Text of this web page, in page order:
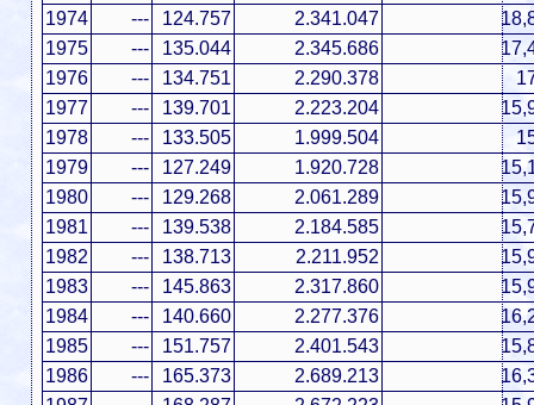
1974
--- 124.757 2.341.047
1975
--- 135.044 2.345.686
1976
--- 134.751 2.290.378
1977
--- 139.701 2.223.204
1978
--- 133.505 1.999.504
1979
--- 127.249 1.920.728
1980
--- 129.268 2.061.289
1981
--- 139.538 2.184.585
1982
--- 138.713 2.211.952
1983
--- 145.863 2.317.860
1984
--- 140.660 2.277.376
1985
--- 151.757 2.401.543
1986
--- 165.373 2.689.213